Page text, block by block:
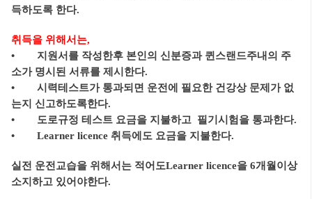
득하도록 한다.
취득을 위해서는,
• 지원서를 작성한후 본인의 신분증과 퀸스랜드주내의 주
소가 명시된 서류를 제시한다.
• 시력테스트가 통과되면 운전에 필요한 건강상 문제가 없
는지 신고하도록한다.
• 도로규정 테스트 요금을 지불하고 필기시험을 통과한다.
• Learner licence 취득에도 요금을 지불한다.
실전 운전교습을 위해서는 적어도Learner licence을 6개월이상
소지하고 있어야한다.